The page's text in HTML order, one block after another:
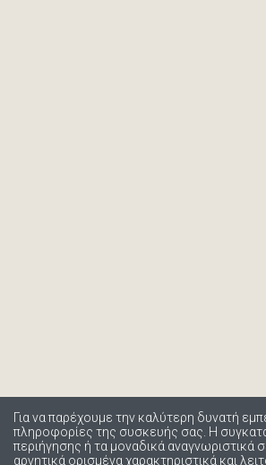
Για να παρέχουμε την καλύτερη δυνατή
πληροφορίες της συσκευής σας. Η
περιήγησης ή τα μοναδικά
αρνητικά ορισμένα χαρακτηριστικά και